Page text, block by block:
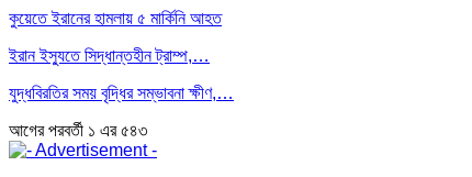
কুয়েতে ইরানের হামলায় ৫ মার্কিনি আহত
ইরান ইস্যুতে সিদ্ধান্তহীন ট্রাম্প,…
যুদ্ধবিরতির সময় বৃদ্ধির সম্ভাবনা ক্ষীণ,…
আগেরপরবর্তী ১ এর ৫৪৩